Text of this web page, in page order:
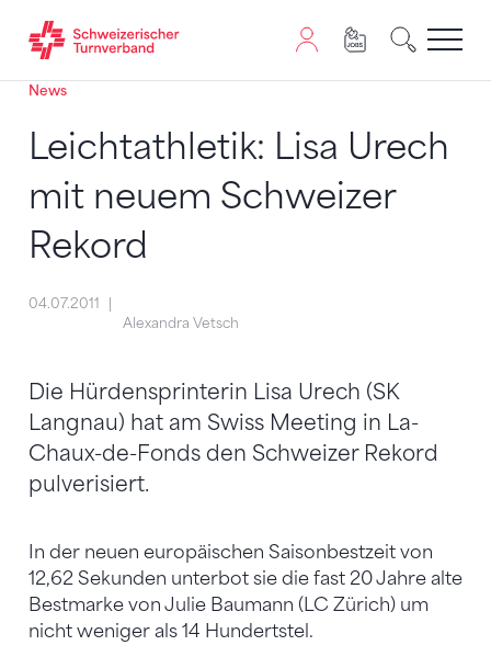
Zum Inhalt springen
Zur Sitemap navigieren
Zum Navigieren dieser Seite wird JavaScript benötigt.
News
Leichtathletik: Lisa Urech
mit neuem Schweizer
Rekord
04.07.2011
Alexandra Vetsch
Die Hürdensprinterin Lisa Urech (SK
Langnau) hat am Swiss Meeting in La-
Chaux-de-Fonds den Schweizer Rekord
pulverisiert.
In der neuen europäischen Saisonbestzeit von
12,62 Sekunden unterbot sie die fast 20 Jahre alte
Bestmarke von Julie Baumann (LC Zürich) um
nicht weniger als 14 Hundertstel.